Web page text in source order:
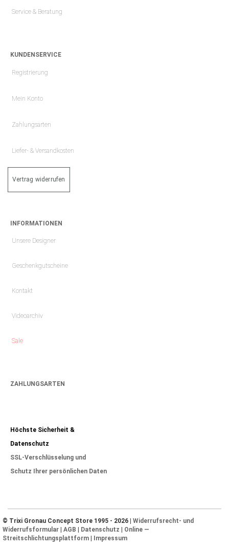
Service & Beratung
KUNDENSERVICE
Registrierung
Mein Konto
Zahlungsarten
Liefer- & Versandkosten
Vertrag widerrufen
INFORMATIONEN
Unsere Designer
Geschenkgutscheine
Kontakt
Videoarchiv
Sale
ZAHLUNGSARTEN
Höchste Sicherheit &
Datenschutz
SSL-Verschlüsselung und
Schutz Ihrer persönlichen Daten
© Trixi Gronau Concept Store 1995 - 2026 | Widerrufsrecht- und
Widerrufsformular | AGB | Datenschutz | Online —
Streitschlichtungsplattform | Impressum